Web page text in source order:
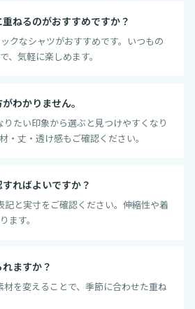
ねるのがおすすめですか？
クなシャツがおすすめです。いつもの
、気軽に楽しめます。
わかりません。
たい印象から選ぶと見つけやすくなり
・丈・透け感もご確認ください。
ればよいですか？
記と実寸をご確認ください。伸縮性や着
ます。
ますか？
材を変えることで、季節に合わせた重ね